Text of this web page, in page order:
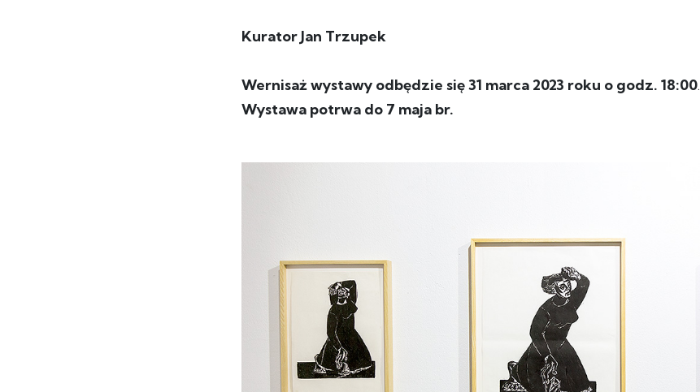
Kurator Jan Trzupek
Wernisaż wystawy odbędzie się 31 marca 2023 roku o godz. 18:00.
Wystawa potrwa do 7 maja br.